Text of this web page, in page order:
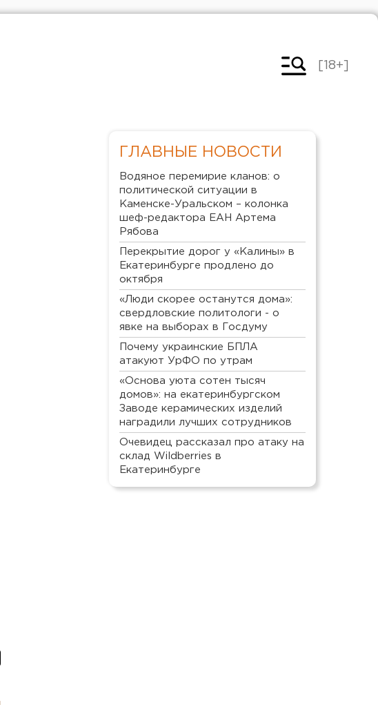
[18+]
ГЛАВНЫЕ НОВОСТИ
Водяное перемирие кланов: о
политической ситуации в
Каменске-Уральском – колонка
шеф-редактора ЕАН Артема
Рябова
Перекрытие дорог у «Калины» в
Екатеринбурге продлено до
октября
«Люди скорее останутся дома»:
свердловские политологи - о
явке на выборах в Госдуму
Почему украинские БПЛА
атакуют УрФО по утрам
«Основа уюта сотен тысяч
домов»: на екатеринбургском
Заводе керамических изделий
наградили лучших сотрудников
Очевидец рассказал про атаку на
склад Wildberries в
Екатеринбурге